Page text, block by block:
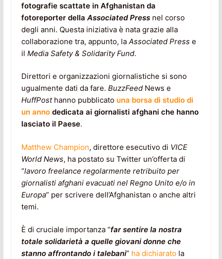
fotografie scattate in Afghanistan da
fotoreporter della Associated Pressnel corso
degli anni. Questa iniziativa è nata grazie alla
collaborazione tra, appunto, la Associated Presse
il Media Safety & Solidarity Fund.
Direttori e organizzazioni giornalistiche si sono
ugualmente dati da fare. BuzzFeedNews e
HuffPosthanno pubblicato una borsa di studio di
un annodedicata ai giornalisti afghani che hanno
lasciato il Paese.
Matthew Champion, direttore esecutivo di VICE
World News, ha postato su Twitter un’offerta di
“lavoro freelance regolarmente retribuito per
giornalisti afghani evacuati nel Regno Unito e/o in
Europa” per scrivere dell’Afghanistan o anche altri
temi.
È di cruciale importanza “far sentire la nostra
totale solidarietà a quelle giovani donne che
stanno affrontando i talebani” ha dichiaratola